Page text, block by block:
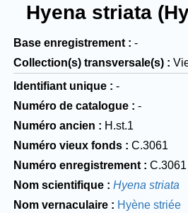
Hyena striata
Base enregistrement
-
Collection(s) transversale(s)
Identifiant unique
-
Numéro de catalogue
-
Numéro ancien
H.st.1
Numéro vieux fonds
C.3061
Numéro enregistrement
C.3061
Nom scientifique
Hyena striata
Nom vernaculaire
Hyène striée